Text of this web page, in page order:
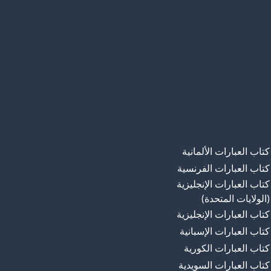
كتاب العبارات الألمانية
كتاب العبارات الفرنسية
كتاب العبارات الإنجليزية
(الولايات المتحدة)
كتاب العبارات الإنجليزية
كتاب العبارات الإسبانية
كتاب العبارات الكورية
كتاب العبارات السويدية